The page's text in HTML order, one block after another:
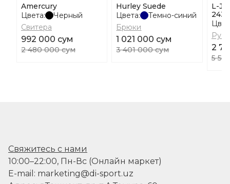
Amercury
Цвета:
Черный
Свитера
992 000 сум
2 480 000 сум
Hurley Suede
Цвета:
Темно-синий
Брюки
1 021 000 сум
3 401 000 сум
L-
243
2
5
Свяжитесь с нами
10:00–22:00, Пн-Вс (Онлайн маркет)
E-mail: marketing@di-sport.uz